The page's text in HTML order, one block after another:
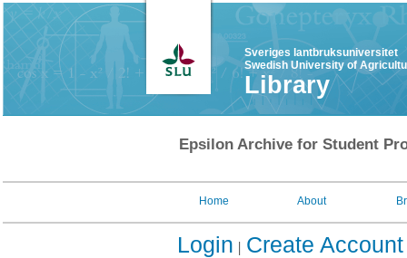
Sveriges lantbruksuniversitet
Swedish University of
Library
Epsilon Archive for Student
Home About
Login Create Account